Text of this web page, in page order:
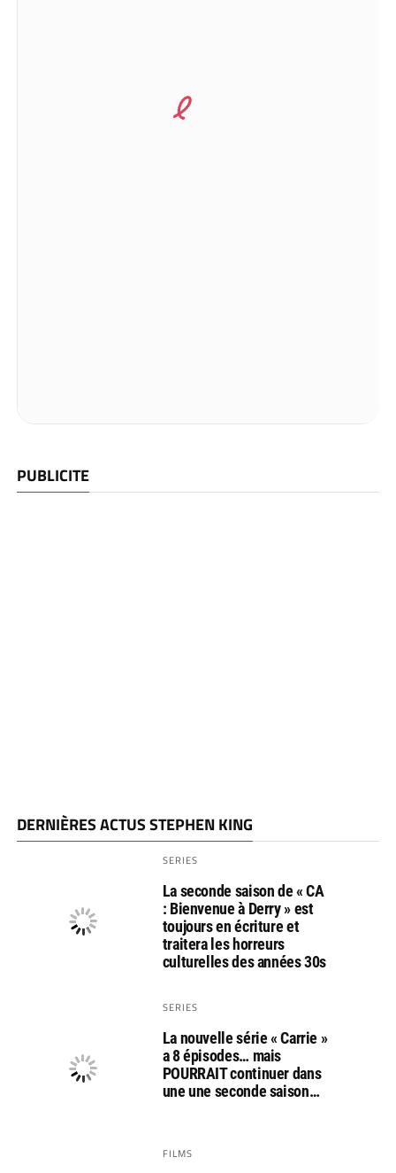
PUBLICITE
DERNIÈRES ACTUS STEPHEN KING
SERIES
La seconde saison de « CA
: Bienvenue à Derry » est
toujours en écriture et
traitera les horreurs
culturelles des années 30s
SERIES
La nouvelle série « Carrie »
a 8 épisodes… mais
POURRAIT continuer dans
une une seconde saison…
FILMS